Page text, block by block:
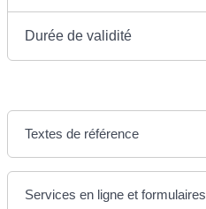
Durée de validité
Textes de référence
Services en ligne et formulaires